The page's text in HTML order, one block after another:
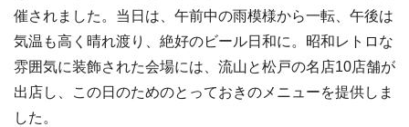
催されました。当日は、午前中の雨模様から一転、午後は
気温も高く晴れ渡り、絶好のビール日和に。昭和レトロな
雰囲気に装飾された会場には、流山と松戸の名店10店舗が
出店し、この日のためのとっておきのメニューを提供しま
した。